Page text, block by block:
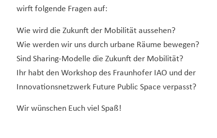
wirft folgende Fragen auf:
Wie wird die Zukunft der Mobilität aussehen?
Wie werden wir uns durch urbane Räume bewegen?
Sind Sharing-Modelle die Zukunft der Mobilität?
Ihr habt den Workshop des Fraunhofer IAO und der
Innovationsnetzwerk Future Public Space verpasst?
Wir wünschen Euch viel Spaß!